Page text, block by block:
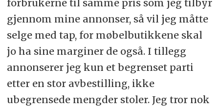
forbrukerne til samme pris som jeg tilbyr
gjennom mine annonser, så vil jeg måtte
selge med tap, for møbelbutikkene skal
jo ha sine marginer de også. I tillegg
annonserer jeg kun et begrenset parti
etter en stor avbestilling, ikke
ubegrensede mengder stoler. Jeg tror nok